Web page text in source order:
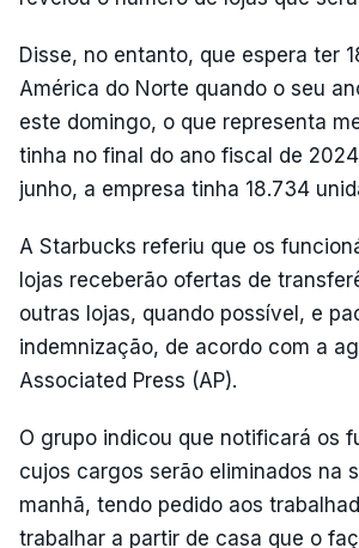
Disse, no entanto, que espera ter
América do Norte quando o seu
este domingo, o que representa
tinha no final do ano fiscal de
junho, a empresa tinha 18.734
A Starbucks referiu que os
lojas receberão ofertas de
outras lojas, quando possível, e
indemnização, de acordo com a
Associated Press (AP).
O grupo indicou que notificará os
cujos cargos serão eliminados na
manhã, tendo pedido aos
trabalhar a partir de casa que o